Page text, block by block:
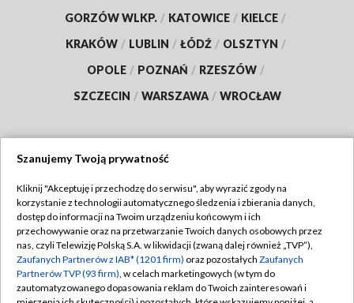
GORZÓW WLKP. / KATOWICE / KIELCE /
KRAKÓW / LUBLIN / ŁÓDŹ / OLSZTYN /
OPOLE / POZNAŃ / RZESZÓW /
SZCZECIN / WARSZAWA / WROCŁAW
TVP
Abonament TVP
Emisja w TVP
Centrum informacji TVP
Regulamin TVP
Polityka prywatności
Moje zgody
Szanujemy Twoją prywatność
Kliknij "Akceptuję i przechodzę do serwisu", aby wyrazić zgody na
korzystanie z technologii automatycznego śledzenia i zbierania danych,
dostęp do informacji na Twoim urządzeniu końcowym i ich
przechowywanie oraz na przetwarzanie Twoich danych osobowych przez
nas, czyli Telewizję Polską S.A. w likwidacji (zwaną dalej również „TVP”),
Zaufanych Partnerów z IAB* (1201 firm) oraz pozostałych Zaufanych
Partnerów TVP (93 firm), w celach marketingowych (w tym do
zautomatyzowanego dopasowania reklam do Twoich zainteresowań i